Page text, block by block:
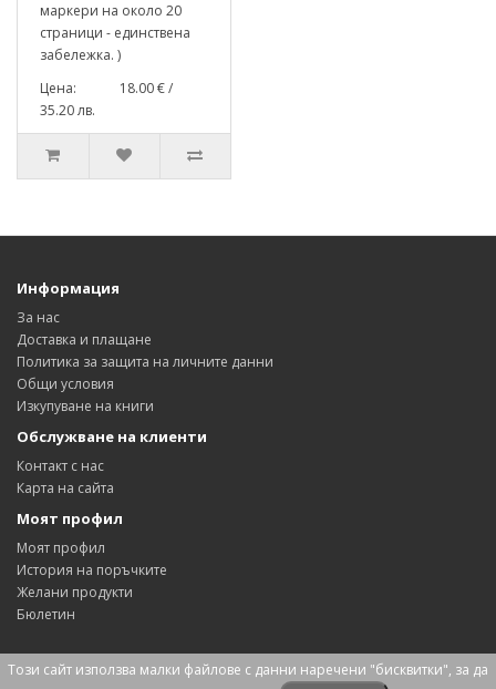
маркери на около 20
страници - единствена
забележка. )
Цена: 18.00 € /
35.20 лв.
Този сайт използва малки файлове с данни наречени "бисквитки", за да
Информация
За нас
Доставка и плащане
Политика за защита на личните данни
Общи условия
Изкупуване на книги
Обслужване на клиенти
Контакт с нас
Карта на сайта
Моят профил
Моят профил
История на поръчките
Желани продукти
Бюлетин